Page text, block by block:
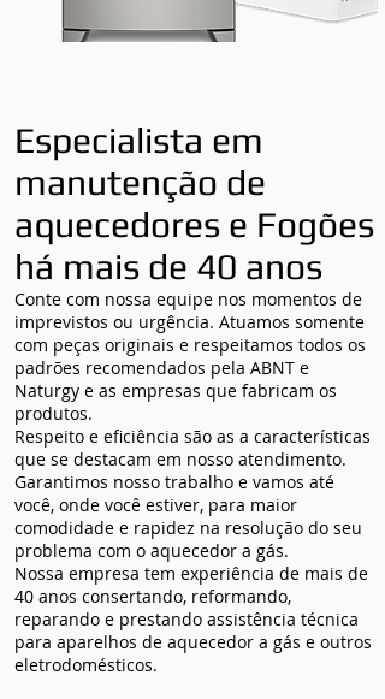
Especialista em
manutenção de
aquecedores e Fogões
há mais de 40 anos
Conte com nossa equipe nos momentos de
imprevistos ou urgência. Atuamos somente
com peças originais e respeitamos todos os
padrões recomendados pela ABNT e
Naturgy e as empresas que fabricam os
produtos.
Respeito e eficiência são as a características
que se destacam em nosso atendimento.
Garantimos nosso trabalho e vamos até
você, onde você estiver, para maior
comodidade e rapidez na resolução do seu
problema com o aquecedor a gás.
Nossa empresa tem experiência de mais de
40 anos consertando, reformando,
reparando e prestando assistência técnica
para aparelhos de aquecedor a gás e outros
eletrodomésticos.